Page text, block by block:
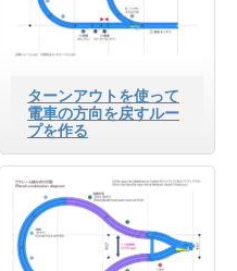
ターンアウトを使って
電車の方向を戻すルー
プを作る